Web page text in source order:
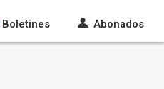
Boletines Abonados